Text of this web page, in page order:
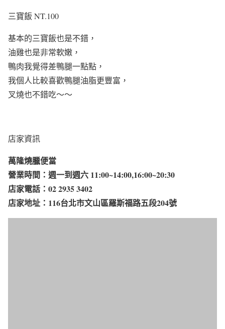
三寶飯 NT.100
基本的三寶飯也是不錯，
油雞也是非常軟嫩，
鴨肉我覺得差鴨腿一點點，
我個人比較喜歡鴨腿油脂更豐富，
叉燒也不錯吃～～
店家資訊
萬隆燒臘便當
營業時間：週一到週六 11:00~14:00,16:00~20:30​
店家電話：02 2935 3402
店家地址：116台北市文山區羅斯福路五段204號